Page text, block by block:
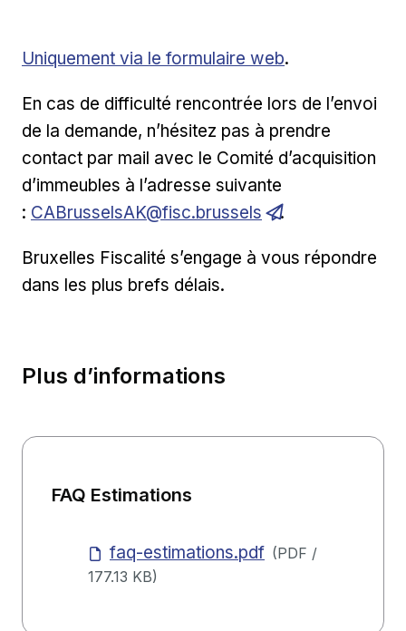
Uniquement via le formulaire web.
En cas de difficulté rencontrée lors de l’envoi
de la demande, n’hésitez pas à prendre
contact par mail avec le Comité d’acquisition
d’immeubles à l’adresse suivante
: CABrusselsAK@fisc.brussels .
Bruxelles Fiscalité s’engage à vous répondre
dans les plus brefs délais.
Plus d’informations
FAQ Estimations
faq-estimations.pdf (PDF /
177.13 KB)